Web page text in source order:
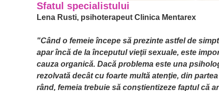
Sfatul specialistului
Lena Rusti, psihoterapeut Clinica Mentarex
"Când o femeie începe să prezinte astfel de
apar încă de la începutul vieţii sexuale, este
cauza organică. Dacă problema este una
rezolvată decât cu foarte multă atenţie, din
rând, femeia trebuie să conştientizeze faptul că